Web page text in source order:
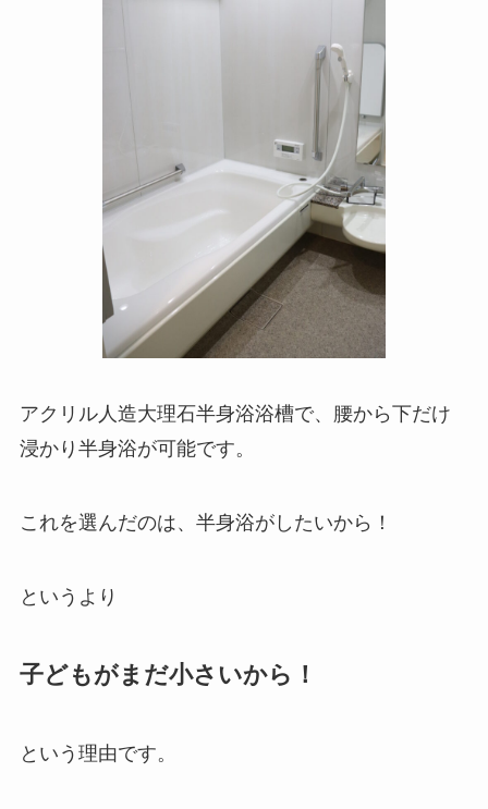
アクリル人造大理石半身浴浴槽で、腰から下だけ
浸かり半身浴が可能です。
これを選んだのは、半身浴がしたいから！
というより
子どもがまだ小さいから！
という理由です。